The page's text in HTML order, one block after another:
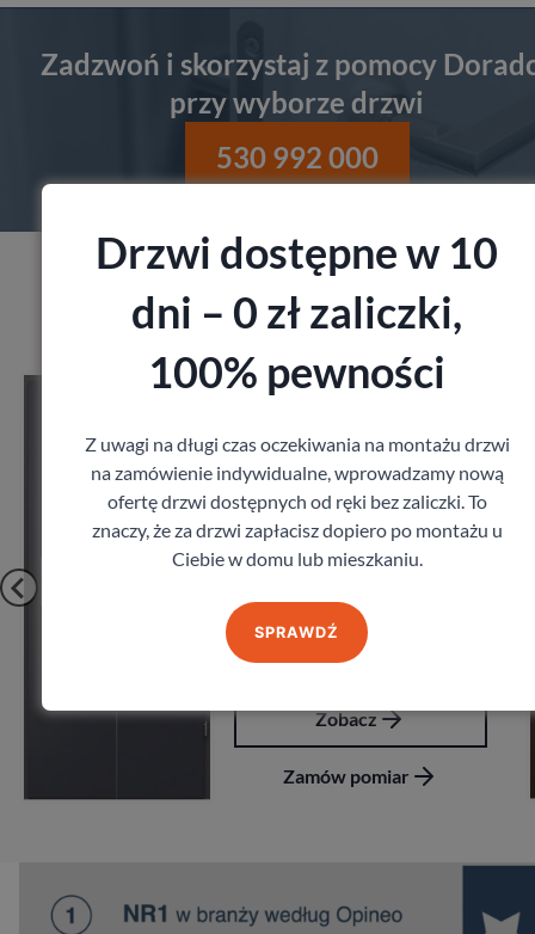
Zadzwoń i skorzystaj z pomocy
przy wyborze drzwi
530 992 000
Produkty z kategorii Drzwi do mieszkania
Drzwi Porta Agat
1 679,40zł z VAT
Zobacz
Zamów pomiar
Drzwi dostępne w 10
dni – 0 zł zaliczki,
100% pewności
Z uwagi na długi czas oczekiwania na montażu drzwi
na zamówienie indywidualne, wprowadzamy nową
ofertę drzwi dostępnych od ręki bez zaliczki. To
znaczy, że za drzwi zapłacisz dopiero po montażu u
Ciebie w domu lub mieszkaniu.
SPRAWDŹ